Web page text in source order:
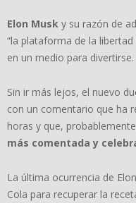
Elon Musk y su razón de
“la plataforma de la
en un medio para divertirse.
Sin ir más lejos, el nuevo
con un comentario que ha
horas y que,
más comentada y
La última ocurrencia de
Cola para recuperar la